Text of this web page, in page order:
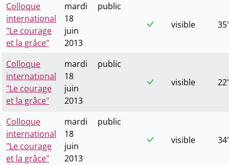
Colloque
international
"Le courage
et la grâce"
mardi
18
juin
2013
public
visible
Colloque
international
"Le courage
et la grâce"
mardi
18
juin
2013
public
visible
Colloque
international
"Le courage
et la grâce"
mardi
18
juin
2013
public
visible